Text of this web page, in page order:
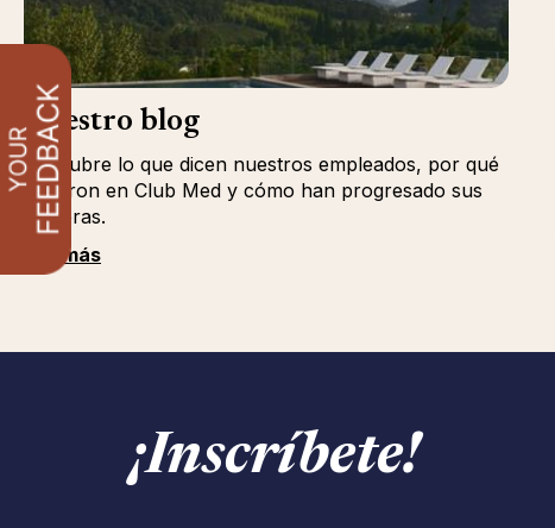
Nuestro blog
Descubre lo que dicen nuestros empleados, por qué
eligieron en Club Med y cómo han progresado sus
carreras.
Ver más
¡Inscríbete!